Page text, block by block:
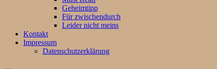
Geheimtipp
Für zwischendurch
Leider nicht meins
Kontakt
Impressum
Datenschutzerklärung